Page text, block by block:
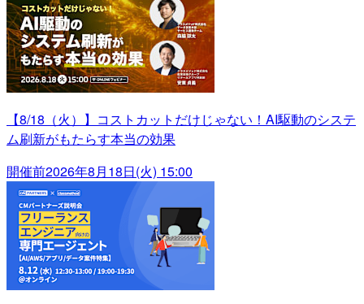
【8/18（火）】コストカットだけじゃない！AI駆動のシステ
ム刷新がもたらす本当の効果
開催前2026年8月18日(火) 15:00